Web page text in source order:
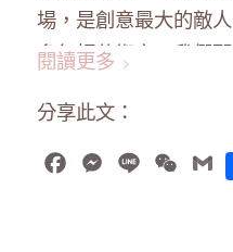
場，是創意最大的敵
多年輕藝術家。我們
商業、或意識型態的
很多跌落神壇的神童
閱讀更多
分享此文：
FacebookMessenger
Line WeChat